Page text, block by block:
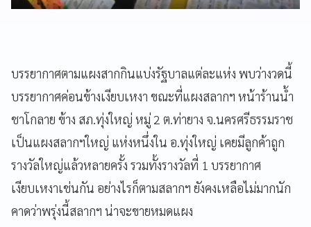
บรรยากาศตามแผงสากกินแบ่งรัฐบาลแต่ละแห่ง พบว่างวดนี้
บรรยากาศค่อนข้างเงียบเหงา ขณะที่แผงสลากฯ หน้าร้านน้ำ
ชาโกลาย ข้าง สภ.ทุ่งใหญ่ หมู่ 2 ต.ท่ายาง จ.นครศรีธรรมราช
เป็นแผงสลากฯใหญ่ แห่งหนึ่งใน อ.ทุ่งใหญ่ เคยมีลูกค้าถูก
รางวัลใหญ่แล้วหลายครั้ง รวมทั้งรางวัลที่ 1 บรรยากาศ
เงียบเหงาเช่นกัน อย่างไรก็ตามสลากฯ ยังคงเหลือไม่มากนัก
คาดว่าพรุ่งนี้สลากฯ น่าจะขายหมดแผง